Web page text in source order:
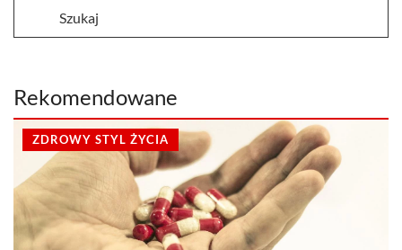
Rekomendowane
ZDROWY STYL ŻYCIA